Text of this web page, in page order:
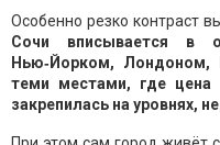
Особенно резко контраст
Сочи вписывается в
Нью‑Йорком, Лондоном,
теми местами, где
закрепилась на уровнях,